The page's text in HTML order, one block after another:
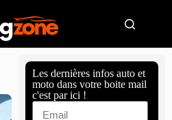
Les dernières infos auto et
moto dans votre boite mail
c'est par ici !